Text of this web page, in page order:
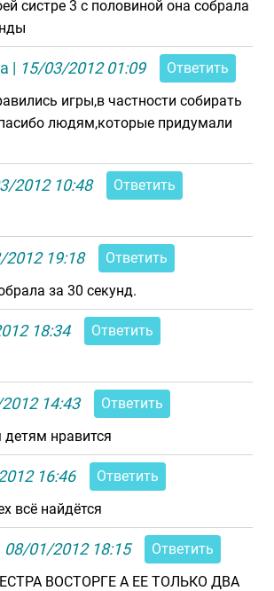
систре 3 с половиной она собрала
| 15/03/2012 01:09
Ответить
игры,в частности собирать
людям,которые придумали
2012 10:48
Ответить
2012 19:18
Ответить
за 30 секунд.
18:34
Ответить
14:43
Ответить
нравится
16:46
Ответить
всё найдётся
08/01/2012 18:15
Ответить
ВОСТОРГЕ А ЕЕ ТОЛЬКО ДВА